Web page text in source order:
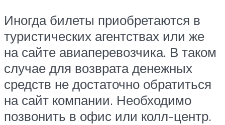
Иногда билеты приобретаются в
туристических агентствах или же
на сайте авиаперевозчика. В таком
случае для возврата денежных
средств не достаточно обратиться
на сайт компании. Необходимо
позвонить в офис или колл-центр.